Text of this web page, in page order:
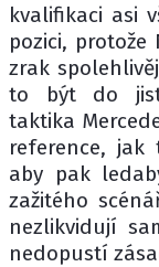
kvalifikaci asi
pozici,
zrak
to být do
taktika
reference,
aby pak
zažitého
nezlikvidují
nedopustí